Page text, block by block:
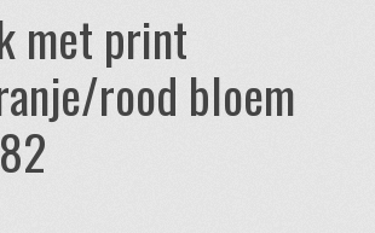
met print
rood bloem